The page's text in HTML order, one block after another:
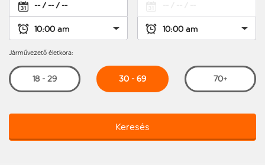
Járművezető életkora:
18 - 29 30 - 69 70+
Keresés